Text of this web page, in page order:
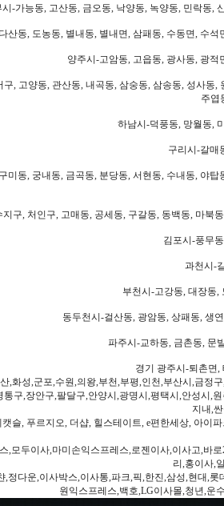
시-가능동, 고산동, 금오동, 낙양동, 녹양동, 민락동,
산동, 도농동, 별내동, 별내면, 삼패동, 수동면, 수
양주시-고암동, 고읍동, 광사동, 광
, 고양동, 관산동, 내곡동, 삼숭동, 삼송동, 성사
주엽
하남시-덕풍동, 망월동,
구리시-갈매
미동, 궁내동, 금곡동, 분당동, 서현동, 수내동, 야
지구, 처인구, 고매동, 공세동, 구갈동, 동백동, 마북
김포시-풍무
과천시-
부천시-고강동, 대장동,
동두천시-걸산동, 광암동, 상패동, 생
파주시-교하동, 금촌동, 문
경기 광주시-퇴촌면,
,화성,군포,수원,의왕,부천,부평,인천,부산시,금
구,장안구,팔달구,안양시,광명시,평택시,안성시,
지내,
슬, 푸르지오, 더샵, 힐스테이트, e편한세상, 아이
,모두이사,마미손익스프레스,로젠이사,이사고,바
리,홍이사,
정다운,이사박스,이사통,파크,픽,한진,삼성,현대,
원익스프레스,백호,LG이사몰,청년,운